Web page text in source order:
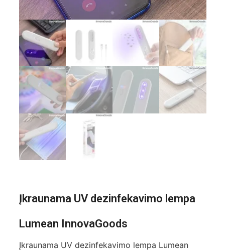
Įkraunama UV dezinfekavimo lempa
Lumean InnovaGoods
Įkraunama UV dezinfekavimo lempa Lumean